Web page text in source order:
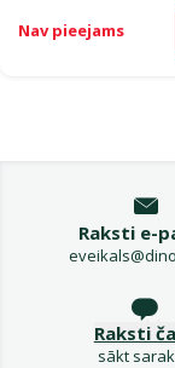
Nav pieejams
Raksti e-
Raksti
sākt